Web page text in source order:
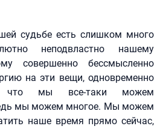
судьбе есть слишком много
неподвластно нашему
совершенно бессмысленно
на эти вещи, одновременно
что мы все-таки можем
мы можем многое. Мы можем
наше время прямо сейчас,